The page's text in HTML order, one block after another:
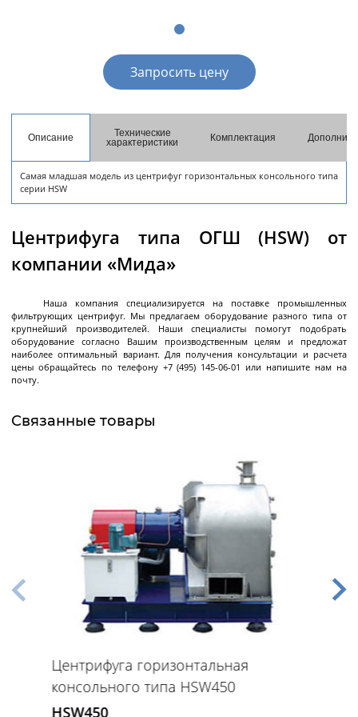
Центрифуги с верхней разгрузкой и прямым
Центрифуги с верхней разгрузкой и откидным
Центрифуги с нижней выгрузкой и ножевым
съёмом осадка автомат
Центрифуги с нижней выгрузкой и ножевым
съёмом осадка полуавтомат
Центрифуги с нижней выгрузкой, ножевым
съёмом осадка и натяжным мешком
Центрифуги горизонтальные консольного типа
Центрифуги горизонтальные с ножевым
съёмом осадка
Центрифуги горизонтальные с ножевым
съёмом осадка и сифоном
Центрифуги горизонтальные во
взрывобезопасном исполнении
Центрифуги горизонтальные с пульсирующей
выгрузкой осадка
Трубчатые центрифуги
Далее
Декантерная центрифуга для осаждения
твёрдых частиц
Декантерные центрифуги во
взрывозащищенном исполнении
трех-фазных смесей
Ректификационное
оборудование
Ректификационные колонны периодического
действия
Ректификационные колонны непрерывного
Лабораторные ректификационные колонны
Запросить цену
Описание
Технические
характеристики
Комплектация
Самая младшая модель из центрифуг горизонтальных консольного типа
серии HSW
Центрифуга типа ОГШ (HSW) от
компании «Мида»
Наша компания специализируется на поставке промышленных
фильтрующих центрифуг. Мы предлагаем оборудование разного типа от
крупнейший производителей. Наши специалисты помогут подобрать
оборудование согласно Вашим производственным целям и предложат
наиболее оптимальный вариант. Для получения консультации и расчета
цены обращайтесь по телефону +7 (495) 145-06-01 или напишите нам на
почту.
Связанные товары
Центрифуга горизонтальная
консольного типа HSW450
HSW450